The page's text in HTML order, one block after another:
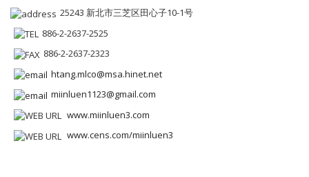
25243 新北市三芝区田心子10-1号
886-2-2637-2525
886-2-2637-2323
htang.mlco@msa.hinet.net
miinluen1123@gmail.com
www.miinluen3.com
www.cens.com/miinluen3